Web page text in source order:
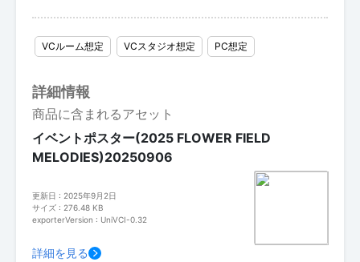
VCルーム想定 VCスタジオ想定 PC想定
詳細情報
商品に含まれるアセット
イベントポスター(2025 FLOWER FIELD
MELODIES)20250906
更新日 : 2025年9月2日
サイズ : 276.48 KB
exporterVersion : UniVCI-0.32
詳細を見る